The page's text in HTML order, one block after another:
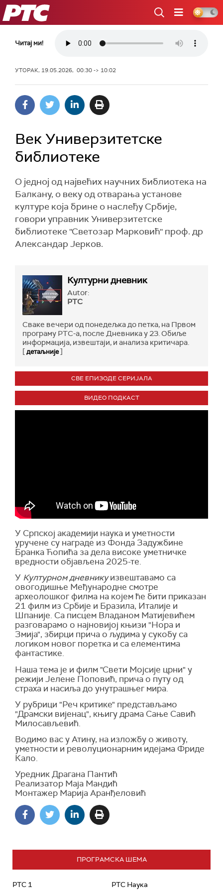
РТС
Читај ми!
УТОРАК, 19.05.2026, 00:30 -> 10:02
Век Универзитетске
библиотеке
О једној од највећих научних библиотека на
Балкану, о веку од отварања установе
културе која брине о наслеђу Србије,
говори управник Универзитетске
библиотеке ''Светозар Марковић'' проф. др
Александар Јерков.
Културни дневник
Autor:
РТС
Сваке вечери од понедељка до петка, на Првом
програму РТС-а, после Дневника у 23. Обиље
информација, извештаји, и анализа критичара.
[детаљније]
СВЕ ЕПИЗОДЕ СЕРИЈАЛА
ВИДЕО ПОДКАСТ
У Српској академији наука и уметности
уручене су награде из Фонда Задужбине
Бранка Ћопића за дела високе уметничке
вредности објављена 2025-те.
У Културном дневникуизвештавамо са
овогодишње Међународне смотре
археолошког филма на којем ће бити приказан
21 филм из Србије и Бразила, Италије и
Шпаније. Са писцем Владаном Матијевићем
разговарамо о најновијој књизи "Нора и
Змија", збирци прича о људима у сукобу са
логиком новог поретка и са елементима
фантастике.
Наша тема је и филм "Свети Мојсије црни" у
режији Јелене Поповић, прича о путу од
страха и насиља до унутрашњег мира.
У рубрици "Реч критике" представљамо
"Драмски вијенац", књигу драма Сање Савић
Милосављевић.
Водимо вас у Атину, на изложбу о животу,
уметности и револуционарним идејама Фриде
Кало.
Уредник Драгана Пантић
Реализатор Маја Мандић
Монтажер Марија Аранђеловић
ПРОГРАМСКА ШЕМА
РТС 1 РТС Наука